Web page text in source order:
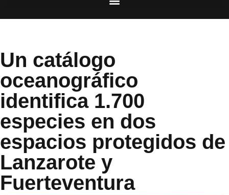
Un catálogo
oceanográfico
identifica 1.700
especies en dos
espacios protegidos de
Lanzarote y
Fuerteventura